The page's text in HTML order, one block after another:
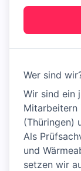
Wer sind
Wir sind ein
Mitarbeitern
(Thüringen)
Als
und
setzen wir